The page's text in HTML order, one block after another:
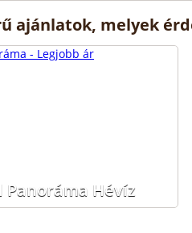
ajánlatok, melyek
Hévíz